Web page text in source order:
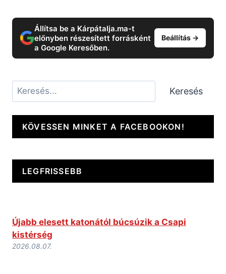
Állítsa be a Kárpátalja.ma-t
előnyben részesített forrásként
a Google Keresőben.
Beállítás →
Keresés Keresés
KÖVESSEN MINKET A FACEBOOKON!
LEGFRISSEBB
Újabb elesett katonától búcsúzik a Csapi
kistérség
2026.08.07.